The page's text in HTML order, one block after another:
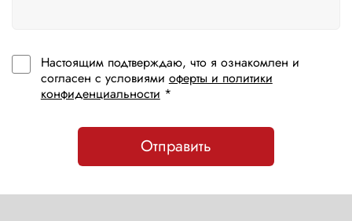
Настоящим подтверждаю, что я ознакомлен и
согласен с условиями оферты и политики
конфиденциальности *
Отправить